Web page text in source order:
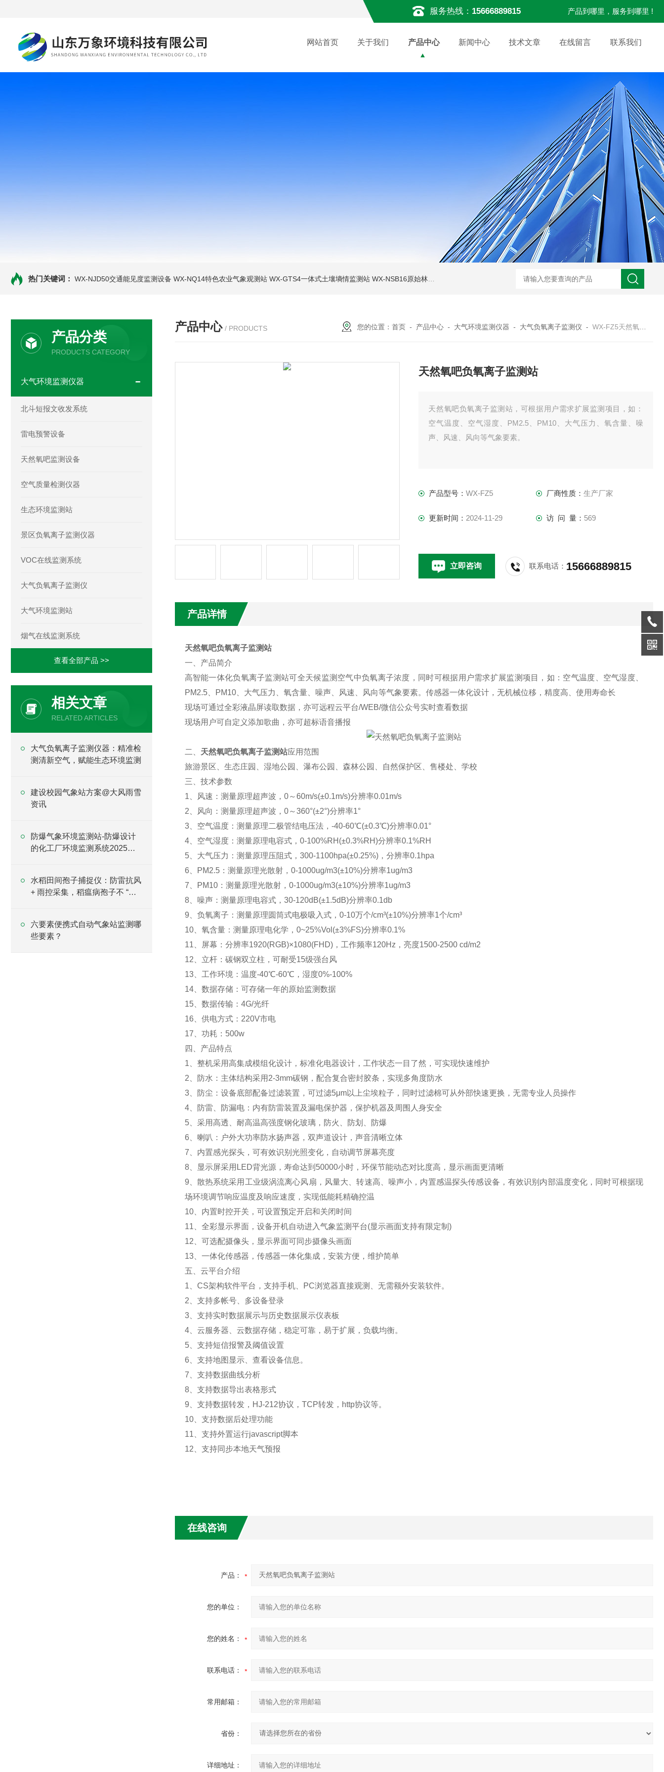
服务热线： 15666889815 产品到哪里，服务到哪里 !
网站首页 关于我们 产品中心 新闻中心 技术文章 在线留言 联系我们
热门关键词： WX-NJD50交通能见度监测设备 WX-NQ14特色农业气象观测站 WX-GTS4一体式土壤墒情监测站 WX-NSB16原始林区鸟类AI监测设备 WX-NSB16生态保护区鸟类智能识别终端 WX-WY温盐仪
产品分类
PRODUCTS CATEGORY
大气环境监测仪器
北斗短报文收发系统
雷电预警设备
天然氧吧监测设备
空气质量检测仪器
生态环境监测站
景区负氧离子监测仪器
VOC在线监测系统
大气负氧离子监测仪
大气环境监测站
烟气在线监测系统
查看全部产品 >>
相关文章
RELATED ARTICLES
大气负氧离子监测仪器：精准检
测清新空气，赋能生态环境监测
建设校园气象站方案@大风雨雪
资讯
防爆气象环境监测站-防爆设计
的化工厂环境监测系统2025全
水稻田间孢子捕捉仪：防雷抗风
+ 雨控采集，稻瘟病孢子不 “漏
六要素便携式自动气象站监测哪
些要素？
产品中心 / PRODUCTS 您的位置：首页 - 产品中心 - 大气环境监测仪器 - 大气负氧离子监测仪 -WX-FZ5天然氧吧负氧离子监测站
天然氧吧负氧离子监测站
天然氧吧负氧离子监测站，可根据用户需求扩展监测项目，如：
空气温度、空气湿度、PM2.5、PM10、大气压力、氧含量、噪
声、风速、风向等气象要素。
产品型号：WX-FZ5 厂商性质： 生产厂家
更新时间： 2024-11-29 访 问 量： 569
立即咨询 联系电话： 15666889815
产品详情
天然氧吧负氧离子监测站
一、产品简介
高智能一体化负氧离子监测站可全天候监测空气中负氧离子浓度，同时可根据用户需求扩展监测项目，如：空气温度、空气湿度、
PM2.5、PM10、大气压力、氧含量、噪声、风速、风向等气象要素。传感器一体化设计，无机械位移，精度高、使用寿命长
现场可通过全彩液晶屏读取数据，亦可远程云平台/WEB/微信公众号实时查看数据
现场用户可自定义添加歌曲，亦可超标语音播报
二、 天然氧吧负氧离子监测站应用范围
旅游景区、生态庄园、湿地公园、瀑布公园、森林公园、自然保护区、售楼处、学校
三、技术参数
1、风速：测量原理超声波，0～60m/s(±0.1m/s)分辨率0.01m/s
2、风向：测量原理超声波，0～360°(±2°)分辨率1°
3、空气温度：测量原理二极管结电压法，-40-60℃(±0.3℃)分辨率0.01°
4、空气湿度：测量原理电容式，0-100%RH(±0.3%RH)分辨率0.1%RH
5、大气压力：测量原理压阻式，300-1100hpa(±0.25%)，分辨率0.1hpa
6、PM2.5：测量原理光散射，0-1000ug/m3(±10%)分辨率1ug/m3
7、PM10：测量原理光散射，0-1000ug/m3(±10%)分辨率1ug/m3
8、噪声：测量原理电容式，30-120dB(±1.5dB)分辨率0.1db
9、负氧离子：测量原理圆筒式电极吸入式，0-10万个/cm³(±10%)分辨率1个/cm³
10、氧含量：测量原理电化学，0~25%Vol(±3%FS)分辨率0.1%
11、屏幕：分辨率1920(RGB)×1080(FHD)，工作频率120Hz，亮度1500-2500 cd/m2
12、立杆：碳钢双立柱，可耐受15级强台风
13、工作环境：温度-40℃-60℃，湿度0%-100%
14、数据存储：可存储一年的原始监测数据
15、数据传输：4G/光纤
16、供电方式：220V市电
17、功耗：500w
四、产品特点
1、整机采用高集成模组化设计，标准化电器设计，工作状态一目了然，可实现快速维护
2、防水：主体结构采用2-3mm碳钢，配合复合密封胶条，实现多角度防水
3、防尘：设备底部配备过滤装置，可过滤5μm以上尘埃粒子，同时过滤棉可从外部快速更换，无需专业人员操作
4、防雷、防漏电：内有防雷装置及漏电保护器，保护机器及周围人身安全
5、采用高透、耐高温高强度钢化玻璃，防火、防划、防爆
6、喇叭：户外大功率防水扬声器，双声道设计，声音清晰立体
7、内置感光探头，可有效识别光照变化，自动调节屏幕亮度
8、显示屏采用LED背光源，寿命达到50000小时，环保节能动态对比度高，显示画面更清晰
9、散热系统采用工业级涡流离心风扇，风量大、转速高、噪声小，内置感温探头传感设备，有效识别内部温度变化，同时可根据现
场环境调节响应温度及响应速度，实现低能耗精确控温
10、内置时控开关，可设置预定开启和关闭时间
11、全彩显示界面，设备开机自动进入气象监测平台(显示画面支持有限定制)
12、可选配摄像头，显示界面可同步摄像头画面
13、一体化传感器，传感器一体化集成，安装方便，维护简单
五、云平台介绍
1、CS架构软件平台，支持手机、PC浏览器直接观测、无需额外安装软件。
2、支持多帐号、多设备登录
3、支持实时数据展示与历史数据展示仪表板
4、云服务器、云数据存储，稳定可靠，易于扩展，负载均衡。
5、支持短信报警及阈值设置
6、支持地图显示、查看设备信息。
7、支持数据曲线分析
8、支持数据导出表格形式
9、支持数据转发，HJ-212协议，TCP转发，http协议等。
10、支持数据后处理功能
11、支持外置运行javascript脚本
12、支持同步本地天气预报
在线咨询
产品：
您的单位：
您的姓名：
联系电话：
常用邮箱：
省份：
详细地址：